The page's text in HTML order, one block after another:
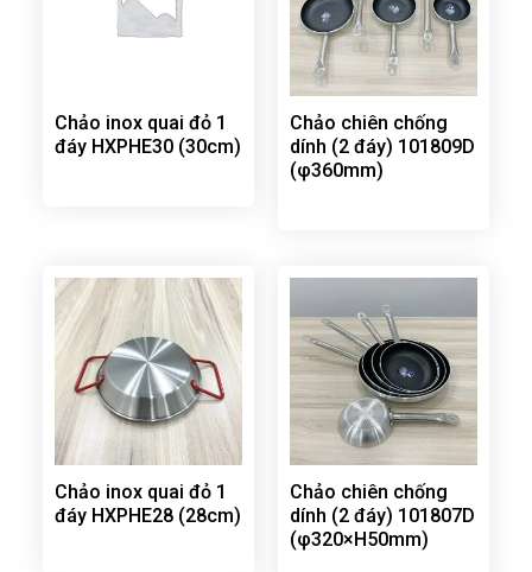
Chảo inox quai đỏ 1
đáy HXPHE30 (30cm)
Chảo chiên chống
dính (2 đáy) 101809D
(φ360mm)
Chảo inox quai đỏ 1
đáy HXPHE28 (28cm)
Chảo chiên chống
dính (2 đáy) 101807D
(φ320×H50mm)